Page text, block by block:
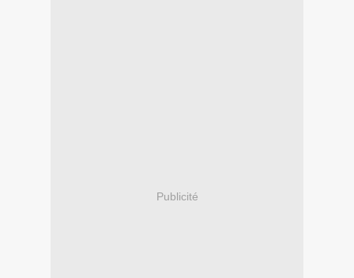
Publicité